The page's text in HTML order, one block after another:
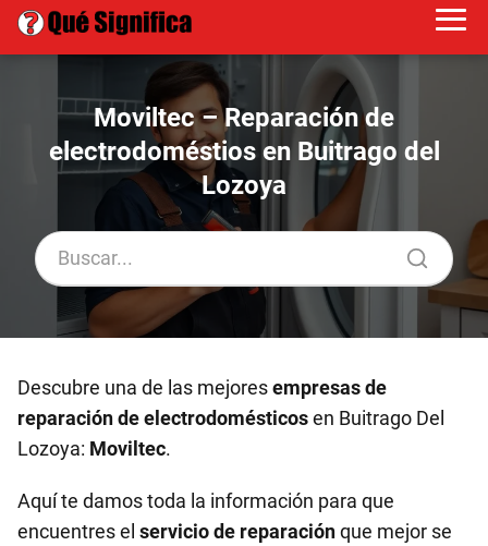
Moviltec – Reparación de
electrodoméstios en Buitrago del
Lozoya
Descubre una de las mejoresempresas de
reparación de electrodomésticosen Buitrago Del
Lozoya: Moviltec.
Aquí te damos toda la información para que
encuentres el servicio de reparaciónque mejor se